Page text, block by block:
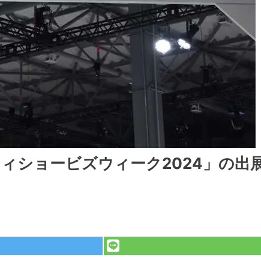
ショービズウィーク2024」の出